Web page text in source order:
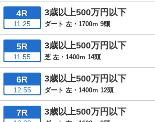
4R
11:25
3歳以上500万円以下
ダート 左・1700m 9頭
5R
11:55
3歳以上500万円以下
芝 左・1400m 14頭
6R
12:55
3歳以上500万円以下
ダート 左・1400m 12頭
7R 3歳以上500万円以下